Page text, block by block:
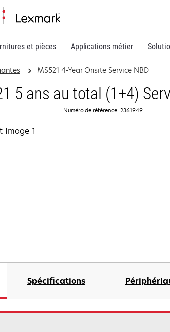
et pièces Applications métier
MS521 4-Year Onsite Service NBD
5 ans au total (1+4)
Numéro de référence: 2361949
Spécifications